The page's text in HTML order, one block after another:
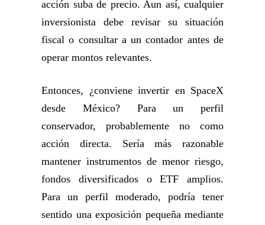
acción suba de precio. Aun así, cualquier
inversionista debe revisar su situación
fiscal o consultar a un contador antes de
operar montos relevantes.
Entonces, ¿conviene invertir en SpaceX
desde México? Para un perfil
conservador, probablemente no como
acción directa. Sería más razonable
mantener instrumentos de menor riesgo,
fondos diversificados o ETF amplios.
Para un perfil moderado, podría tener
sentido una exposición pequeña mediante